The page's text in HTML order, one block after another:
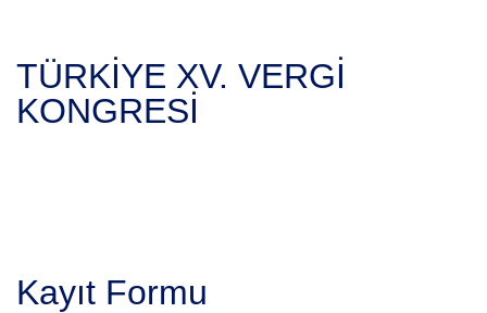
TÜRKİYE XV. VERGİ
KONGRESİ
Kayıt Formu